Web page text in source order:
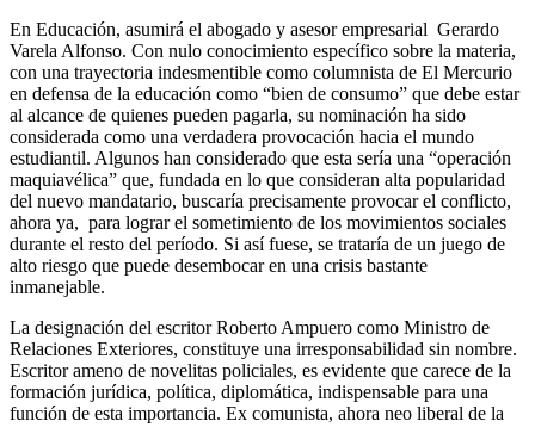
En Educación, asumirá el abogado y asesor empresarial Gerardo
Varela Alfonso. Con nulo conocimiento específico sobre la materia,
con una trayectoria indesmentible como columnista de El Mercurio
en defensa de la educación como “bien de consumo” que debe estar
al alcance de quienes pueden pagarla, su nominación ha sido
considerada como una verdadera provocación hacia el mundo
estudiantil. Algunos han considerado que esta sería una “operación
maquiavélica” que, fundada en lo que consideran alta popularidad
del nuevo mandatario, buscaría precisamente provocar el conflicto,
ahora ya, para lograr el sometimiento de los movimientos sociales
durante el resto del período. Si así fuese, se trataría de un juego de
alto riesgo que puede desembocar en una crisis bastante
inmanejable.
La designación del escritor Roberto Ampuero como Ministro de
Relaciones Exteriores, constituye una irresponsabilidad sin nombre.
Escritor ameno de novelitas policiales, es evidente que carece de la
formación jurídica, política, diplomática, indispensable para una
función de esta importancia. Ex comunista, ahora neo liberal de la